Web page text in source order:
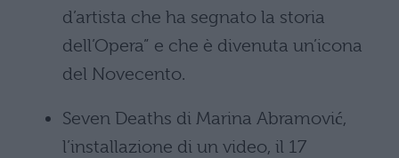
d’artista che ha segnato la storia
dell’Opera” e che è divenuta un’icona
del Novecento.
Seven Deaths di Marina Abramović,
l’installazione di un video, il 17